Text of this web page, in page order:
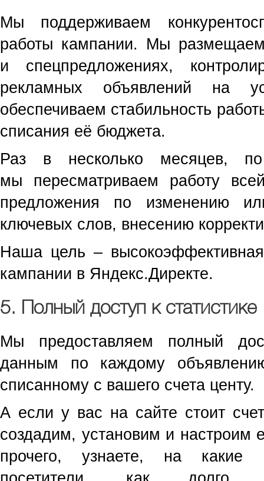
Мы поддерживаем
работы кампании. Мы
и спецпредложениях,
рекламных объявлений на
обеспечиваем стабильность
списания её бюджета.
Раз в несколько месяцев,
мы пересматриваем работу
предложения по изменению
ключевых слов, внесению
Наша цель –
кампании в Яндекс.Директе.
5. Полный доступ к статистике
Мы предоставляем полный
данным по каждому
списанному с вашего счета центу.
А если у вас на сайте стоит
создадим, установим и настроим
прочего, узнаете, на какие